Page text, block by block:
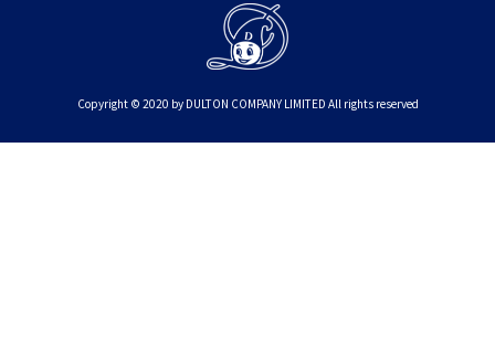
Copyright © 2020 by DULTON COMPANY LIMITED All rights reserved